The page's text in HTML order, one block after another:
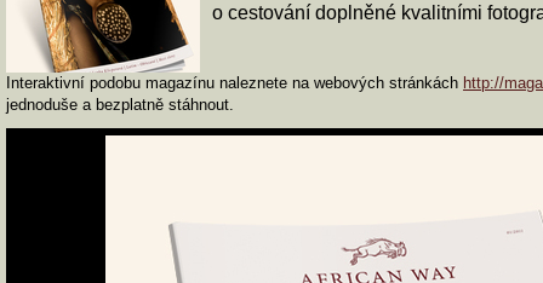
o cestování doplněné kvalitními
Interaktivní podobu magazínu naleznete na webových stránkách http://
jednoduše a bezplatně stáhnout.